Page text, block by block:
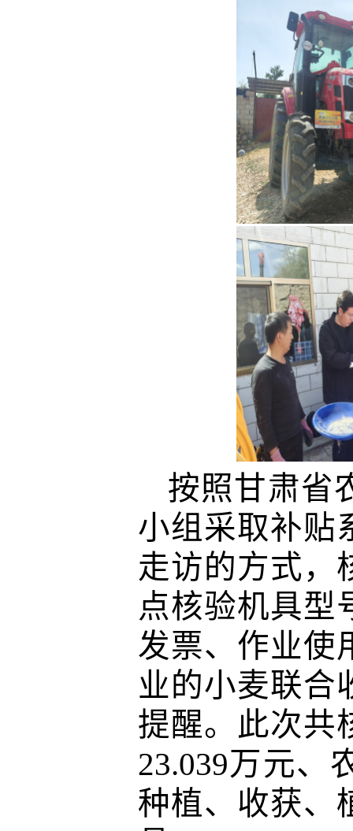
按照甘肃省
小组 采取补贴
走访的方式，
点核验机具型
发票、作业使
业的小麦联合
提醒。此次共
23.039万元、
种植、收获、